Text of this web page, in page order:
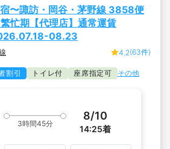
〜諏訪・岡谷・茅野線 3858便
忙期【代理店】通常運賃
08.23
4.2(63件)
割引 トイレ付 座席指定可 その他
3時間45分
8/10
14:25着